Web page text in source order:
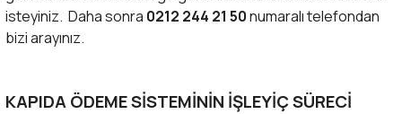
isteyiniz. Daha sonra 0212 244 21 50numaralı telefondan
bizi arayınız.
KAPIDA ÖDEME SİSTEMİNİN İŞLEYİÇ SÜRECİ